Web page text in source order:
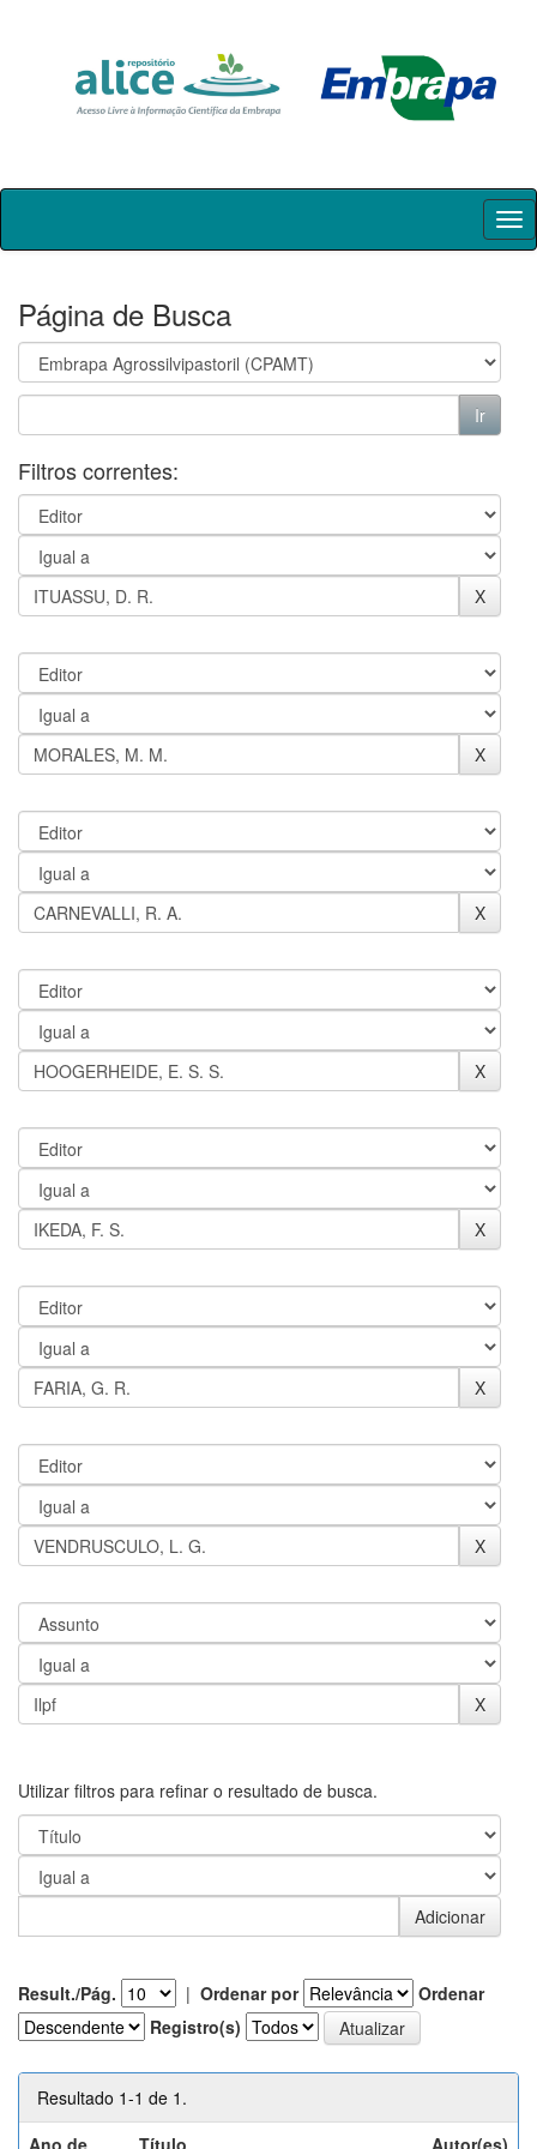
Skip
Página de Busca
Filtros correntes:
Utilizar filtros para refinar o resultado de busca.
Result./Pág. | Ordenar por
Ordenar
Registro(s)
Resultado 1-1 de 1.
Ano de
Título Autor(es)